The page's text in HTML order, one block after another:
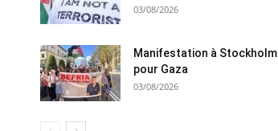
03/08/2026
Manifestation à Stockholm
pour Gaza
03/08/2026